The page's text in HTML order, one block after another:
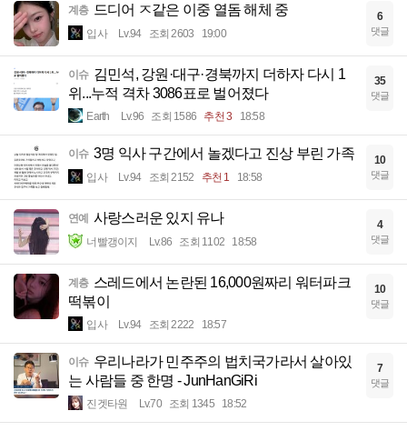
계층 드디어 ㅈ같은 이중 열돔 해체 중
입사 Lv.94 조회 2603 19:00
6
댓글
이슈 김민석, 강원·대구·경북까지 더하자 다시 1
위...누적 격차 3086표로 벌어졌다
Earth Lv.96 조회 1586 추천 3 18:58
35
댓글
이슈 3명 익사 구간에서 놀겠다고 진상 부린 가족
입사 Lv.94 조회 2152 추천 1 18:58
10
댓글
연예 사랑스러운 있지 유나
너빨갱이지 Lv.86 조회 1102 18:58
4
댓글
계층 스레드에서 논란된 16,000원짜리 워터파크
떡볶이
입사 Lv.94 조회 2222 18:57
10
댓글
이슈 우리나라가 민주주의 법치국가라서 살아있
는 사람들 중 한명 - JunHanGiRi
진겟타원 Lv.70 조회 1345 18:52
7
댓글